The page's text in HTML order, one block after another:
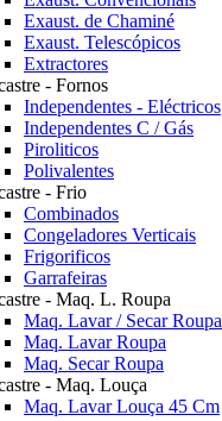
Exaust. de Chaminé
Exaust. Telescópicos
Extractores
- Fornos
Independentes - Eléctricos
Independentes C / Gás
Piroliticos
Polivalentes
- Frio
Combinados
Congeladores Verticais
Frigorificos
Garrafeiras
- Maq. L. Roupa
Maq. Lavar / Secar Roupa
Maq. Lavar Roupa
Maq. Secar Roupa
- Maq. Louça
Maq. Lavar Louça 45 Cm